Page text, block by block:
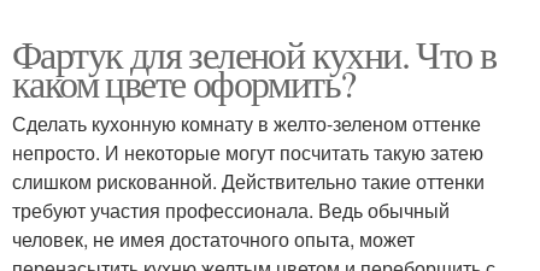
Фартук для зеленой кухни. Что в
каком цвете оформить?
Сделать кухонную комнату в желто-зеленом оттенке
непросто. И некоторые могут посчитать такую затею
слишком рискованной. Действительно такие оттенки
требуют участия профессионала. Ведь обычный
человек, не имея достаточного опыта, может